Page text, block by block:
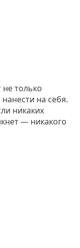
только
на себя.
никаких
— никакого